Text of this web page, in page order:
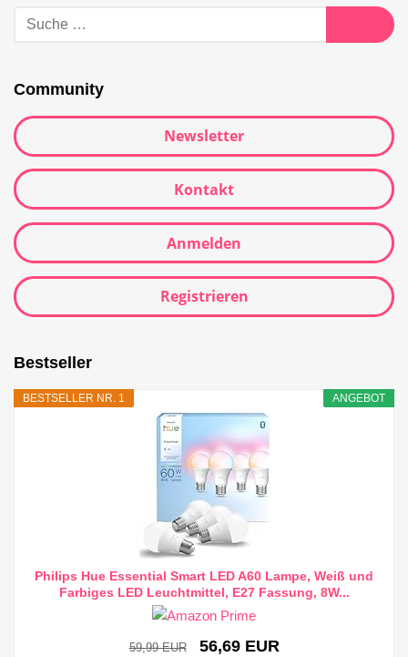
Community
Newsletter
Kontakt
Anmelden
Registrieren
Bestseller
ANGEBOT
BESTSELLER NR. 1
Philips Hue Essential Smart LED A60 Lampe, Weiß und
Farbiges LED Leuchtmittel, E27 Fassung, 8W...
59,99 EUR 56,69 EUR